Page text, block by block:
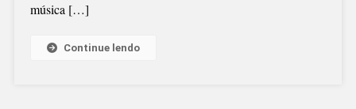
música […]
Continue lendo